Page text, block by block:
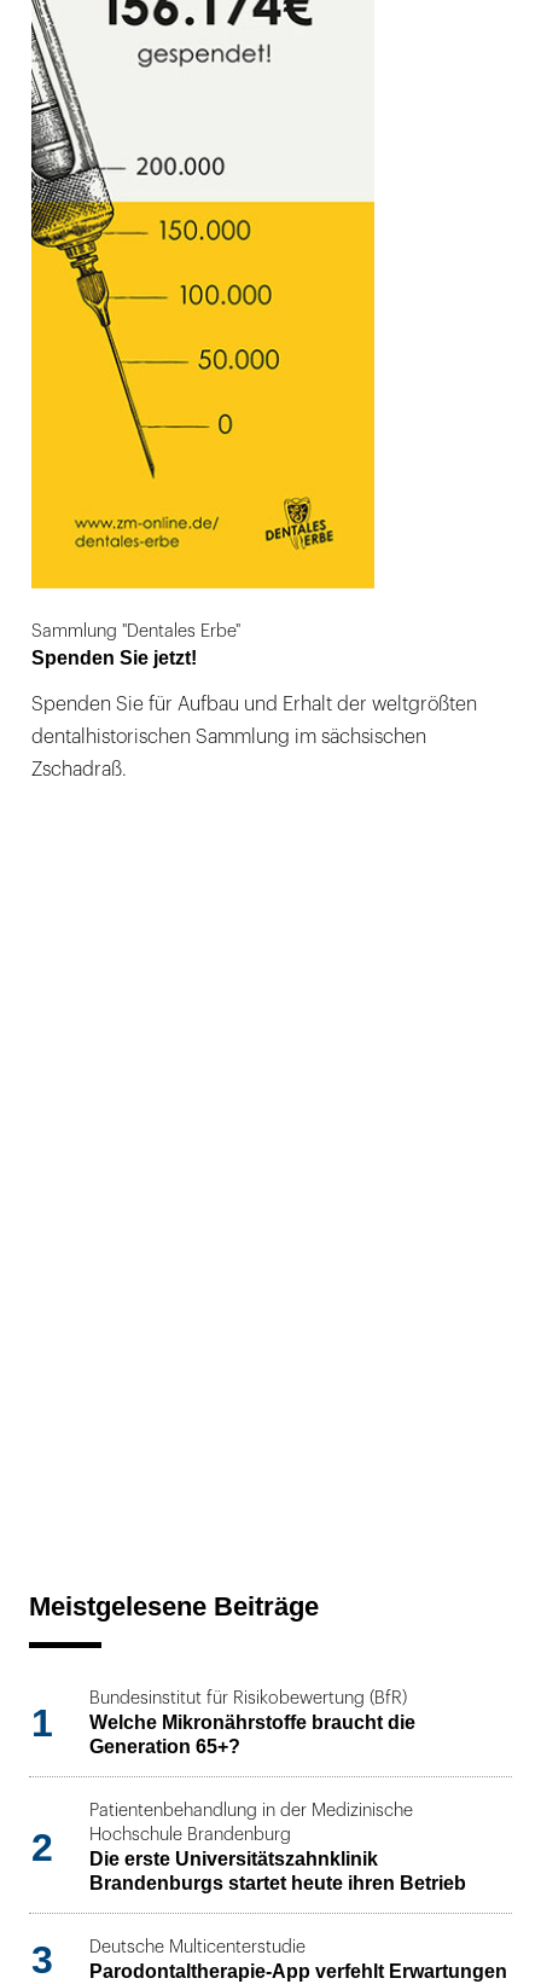
Sammlung "Dentales Erbe"
Spenden Sie jetzt!
Spenden Sie für Aufbau und Erhalt der weltgrößten
dentalhistorischen Sammlung im sächsischen
Zschadraß.
Meistgelesene Beiträge
1
Bundesinstitut für Risikobewertung (BfR)
Welche Mikronährstoffe braucht die
Generation 65+?
2
Patientenbehandlung in der Medizinische
Hochschule Brandenburg
Die erste Universitätszahnklinik
Brandenburgs startet heute ihren Betrieb
3 Deutsche Multicenterstudie
Parodontaltherapie-App verfehlt Erwartungen